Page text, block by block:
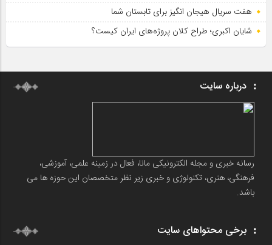
هفت سریال هیجان انگیز برای تابستان شما
شایان اکبری؛ طراح کلان پروژه‌های ایران کیست؟
درباره سایت
رسانه خبری و مجله الکترونیکی مانا، فعال در زمینه علمی، آموزشی،
فرهنگی، هنری، تکنولوژی و خبری زیر نظر متخصصان این حوزه ها می
باشد.
برخی محتواهای سایت